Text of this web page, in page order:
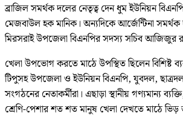
ব্রাজিল সমর্থক দলের নেতৃত্ব দেন ধুম ইউনিয়ন
মেজবাউল হক মানিক। অন্যদিকে আর্জেন্টিনা সমর্থক
মিরসরাই উপজেলা বিএনপির সদস্য সচিব আজিজুর
খেলা উপভোগ করতে মাঠে উপস্থিত ছিলেন বিশিষ্ট
টিপুসহ উপজেলা ও ইউনিয়ন বিএনপি, যুবদল,
সংগঠনের নেতাকর্মীরা। এছাড়া স্থানীয় গণ্যমান্য
শ্রেণি-পেশার শত শত মানুষ খেলা দেখতে মাঠে ভিড়